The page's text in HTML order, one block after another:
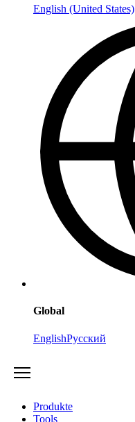
English (United States)
Global
EnglishРусский
Produkte
Tools